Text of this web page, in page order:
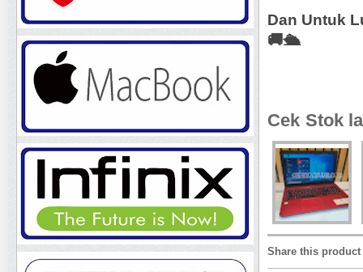
Dan Untuk
🚚🛳️
Cek Stok
Share this product